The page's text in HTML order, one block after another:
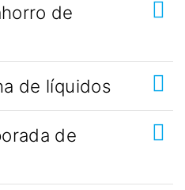
de
de líquidos
de